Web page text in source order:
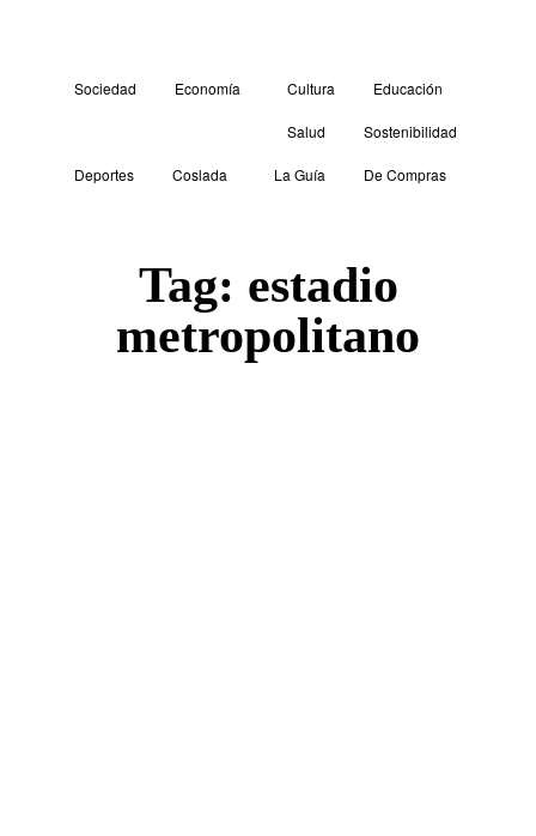
Sociedad Economía Cultura Educación
Salud Sostenibilidad
Deportes Coslada La Guía De Compras
Tag: estadio
metropolitano